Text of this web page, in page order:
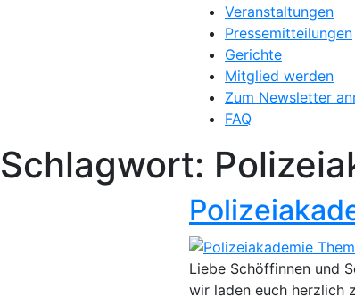
Veranstaltungen
Pressemitteilungen
Gerichte
Mitglied werden
Zum Newsletter
FAQ
Schlagwort:
Liebe Schöffinnen und
wir laden euch herzlich